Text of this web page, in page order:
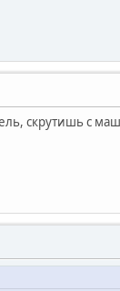
скрутишь с